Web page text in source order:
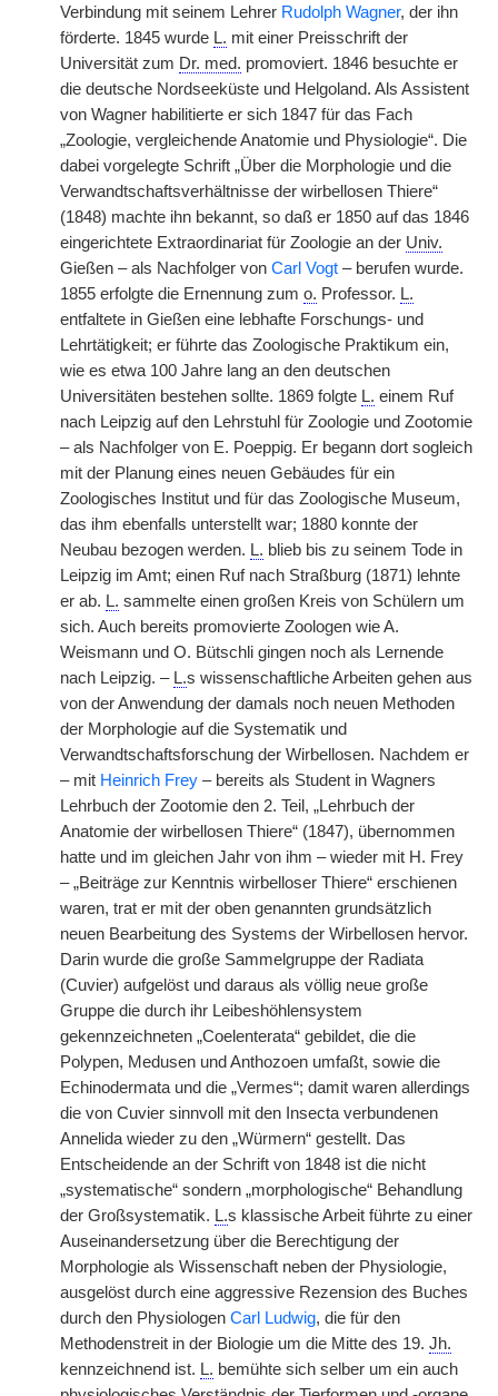
Verbindung mit seinem Lehrer Rudolph Wagner, der ihn
förderte. 1845 wurde L. mit einer Preisschrift der
Universität zum Dr. med. promoviert. 1846 besuchte er
die deutsche Nordseeküste und Helgoland. Als Assistent
von Wagner habilitierte er sich 1847 für das Fach
„Zoologie, vergleichende Anatomie und Physiologie“. Die
dabei vorgelegte Schrift „Über die Morphologie und die
Verwandtschaftsverhältnisse der wirbellosen Thiere“
(1848) machte ihn bekannt, so daß er 1850 auf das 1846
eingerichtete Extraordinariat für Zoologie an der Univ.
Gießen – als Nachfolger von Carl Vogt – berufen wurde.
1855 erfolgte die Ernennung zum o. Professor. L.
entfaltete in Gießen eine lebhafte Forschungs- und
Lehrtätigkeit; er führte das Zoologische Praktikum ein,
wie es etwa 100 Jahre lang an den deutschen
Universitäten bestehen sollte. 1869 folgte L. einem Ruf
nach Leipzig auf den Lehrstuhl für Zoologie und Zootomie
– als Nachfolger von E. Poeppig. Er begann dort sogleich
mit der Planung eines neuen Gebäudes für ein
Zoologisches Institut und für das Zoologische Museum,
das ihm ebenfalls unterstellt war; 1880 konnte der
Neubau bezogen werden. L. blieb bis zu seinem Tode in
Leipzig im Amt; einen Ruf nach Straßburg (1871) lehnte
er ab. L. sammelte einen großen Kreis von Schülern um
sich. Auch bereits promovierte Zoologen wie A.
Weismann und O. Bütschli gingen noch als Lernende
nach Leipzig. – L.s wissenschaftliche Arbeiten gehen aus
von der Anwendung der damals noch neuen Methoden
der Morphologie auf die Systematik und
Verwandtschaftsforschung der Wirbellosen. Nachdem er
– mit Heinrich Frey – bereits als Student in Wagners
Lehrbuch der Zootomie den 2. Teil, „Lehrbuch der
Anatomie der wirbellosen Thiere“ (1847), übernommen
hatte und im gleichen Jahr von ihm – wieder mit H. Frey
– „Beiträge zur Kenntnis wirbelloser Thiere“ erschienen
waren, trat er mit der oben genannten grundsätzlich
neuen Bearbeitung des Systems der Wirbellosen hervor.
Darin wurde die große Sammelgruppe der Radiata
(Cuvier) aufgelöst und daraus als völlig neue große
Gruppe die durch ihr Leibeshöhlensystem
gekennzeichneten „Coelenterata“ gebildet, die die
Polypen, Medusen und Anthozoen umfaßt, sowie die
Echinodermata und die „Vermes“; damit waren allerdings
die von Cuvier sinnvoll mit den Insecta verbundenen
Annelida wieder zu den „Würmern“ gestellt. Das
Entscheidende an der Schrift von 1848 ist die nicht
„systematische“ sondern „morphologische“ Behandlung
der Großsystematik. L.s klassische Arbeit führte zu einer
Auseinandersetzung über die Berechtigung der
Morphologie als Wissenschaft neben der Physiologie,
ausgelöst durch eine aggressive Rezension des Buches
durch den Physiologen Carl Ludwig, die für den
Methodenstreit in der Biologie um die Mitte des 19. Jh.
kennzeichnend ist. L. bemühte sich selber um ein auch